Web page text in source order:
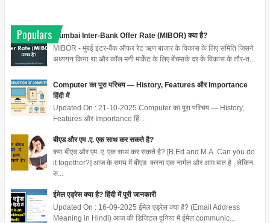
Populars
Mumbai Inter-Bank Offer Rate (MIBOR) क्या है?
MIBOR - मुंबई इंटर-बैंक ऑफर रेट ऋण बाजार के विकास के लिए समिति जिसने
अध्ययन किया था और कॉल मनी मार्केट के लिए बेंचमार्क दर के विकास के तौर-त...
Computer का पूरा परिचय — History, Features और Importance
हिंदी में
Updated On : 21-10-2025 Computer का पूरा परिचय — History,
Features और Importance हिं...
बीएड और एम .ए. एक साथ कर सकते है?
क्या बीएड और एम .ए. एक साथ कर सकते है? [B.Ed and M.A. Can you do
it together?] आज के समय में बीएड करना एक नार्मल और आम बात है , लेकिन
स...
ईमेल एड्रेस क्या है? हिंदी में पूरी जानकारी
Updated On : 16-09-2025 ईमेल एड्रेस क्या है? (Email Address
Meaning in Hindi) आज की डिजिटल दुनिया में ईमेल communic...